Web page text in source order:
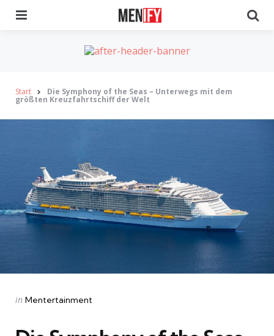
Start Die Symphony of the Seas – Unterwegs mit dem
größten Kreuzfahrtschiff der Welt
Categories
Posted
in Mentertainment